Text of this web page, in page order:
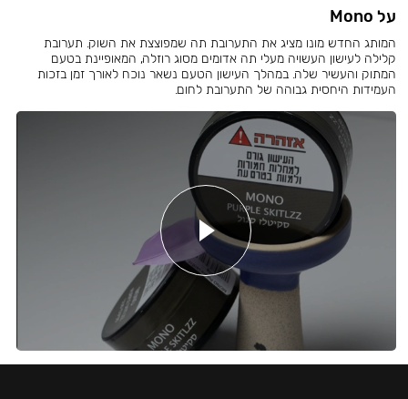
על Mono
המותג החדש מונו מציג את התערובת תה שמפוצצת את השוק. תערובת
קלילה לעישון העשויה מעלי תה אדומים מסוג רוזלה, המאופיינת בטעם
המתוק והעשיר שלה. במהלך העישון הטעם נשאר נוכח לאורך זמן בזכות
העמידות היחסית גבוהה של התערובת לחום.